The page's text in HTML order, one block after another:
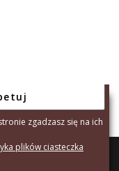
zgadzasz się na ich
plików ciasteczka